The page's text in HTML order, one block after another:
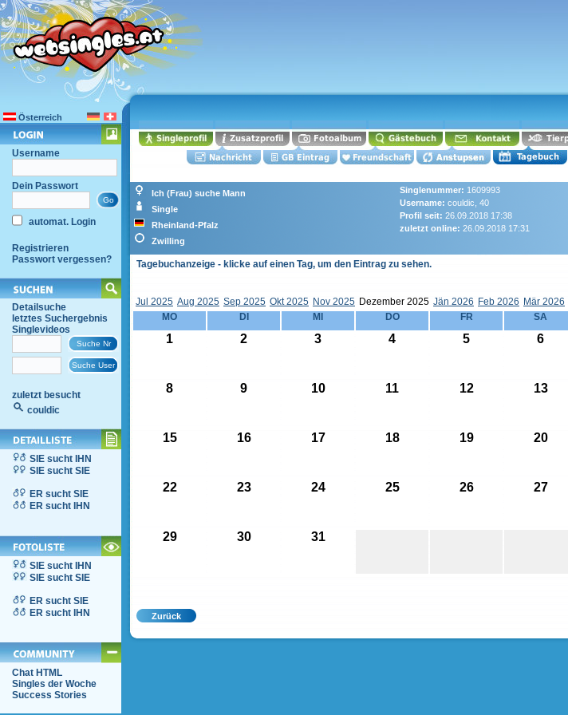
Österreich
Username
Dein Passwort
automat. Login
Registrieren
Passwort vergessen?
Detailsuche
letztes Suchergebnis
Singlevideos
zuletzt besucht
couldic
SIE sucht IHN
SIE sucht SIE
ER sucht SIE
ER sucht IHN
SIE sucht IHN
SIE sucht SIE
ER sucht SIE
ER sucht IHN
Chat HTML
Singles der Woche
Success Stories
Ich (Frau) suche Mann
Single
Rheinland-Pfalz
Zwilling
Singlenummer: 1609993
Username: couldic, 40
Profil seit: 26.09.2018 17:38
zuletzt online: 26.09.2018 17:31
Tagebuchanzeige - klicke auf einen Tag, um den Eintrag zu sehen.
Jul 2025 Aug 2025 Sep 2025 Okt 2025 Nov 2025 Dezember 2025 Jän 2026 Feb 2026 Mär 2026
MO
DI MI DO FR SA
1 2 3 4 5 6
8 9 10 11 12 13
15 16 17 18 19 20
22 23 24 25 26 27
29 30 31